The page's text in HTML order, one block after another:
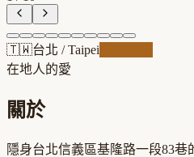
🇹🇼台北 /Taipei
在地人的愛
關於
隱身台北信義區基隆路一段83